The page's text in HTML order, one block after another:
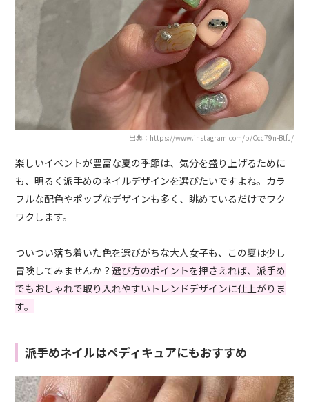
出典：https://www.instagram.com/p/Ccc79n-BtfJ/
楽しいイベントが豊富な夏の季節は、気分を盛り上げるために
も、明るく派手めのネイルデザインを選びたいですよね。カラ
フルな配色やポップなデザインも多く、眺めているだけでワク
ワクします。
ついつい落ち着いた色を選びがちな大人女子も、この夏は少し
冒険してみませんか？選び方のポイントを押さえれば、派手め
でもおしゃれで取り入れやすいトレンドデザインに仕上がりま
す。
派手めネイルはペディキュアにもおすすめ